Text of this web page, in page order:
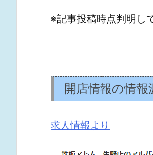
※記事投稿時点判明し
開店情報の情報
求人情報より